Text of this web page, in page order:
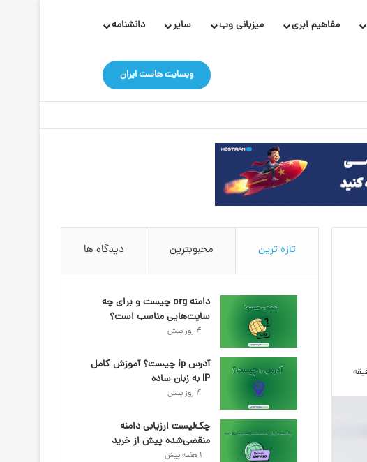
مفاهیم ابری میزبانی وب سایر دانشنامه
وبسایت هاست ایران
تازه ترین محبوبترین دیدگاه ها
دامنه org چیست و برای چه
سایت‌هایی مناسب است؟
4 روز پیش
آدرس ip چیست؟ آموزش کامل
IP به زبان ساده
4 روز پیش
چک‌لیست ارزیابی دامنه
منقضی‌شده پیش از خرید
1 هفته پیش